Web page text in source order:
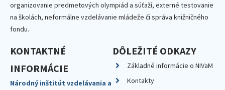
organizovanie predmetových olympiád a súťaží, externé testovanie
na školách, neformálne vzdelávanie mládeže či správa knižničného
fondu.
KONTAKTNÉ
INFORMÁCIE
Národný inštitút vzdelávania a
DÔLEŽITÉ ODKAZY
Základné informácie o NIVaM
Kontakty